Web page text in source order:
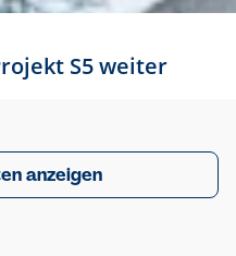
S5 weiter
anzeigen